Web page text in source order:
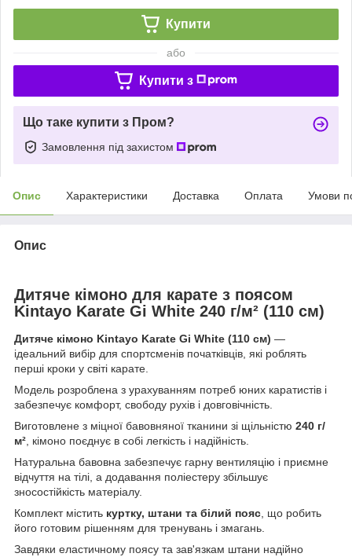
Купити
або
Купити з
Що таке купити з Пром?
Замовлення під захистом
Опис Характеристики Доставка Оплата Умови
Опис
Дитяче кімоно для карате з поясом
Kintayo Karate Gi White 240 г/м² (110 см)
Дитяче кімоно Kintayo Karate Gi White (110 см) —
ідеальний вибір для спортсменів початківців, які роблять
перші кроки у світі карате.
Модель розроблена з урахуванням потреб юних каратистів і
забезпечує комфорт, свободу рухів і довговічність.
Виготовлене з міцної бавовняної тканини зі щільністю 240 г/
м², кімоно поєднує в собі легкість і надійність.
Натуральна бавовна забезпечує гарну вентиляцію і приємне
відчуття на тілі, а додавання поліестеру збільшує
зносостійкість матеріалу.
Комплект містить куртку, штани та білий пояс, що робить
його готовим рішенням для тренувань і змагань.
Завдяки еластичному поясу та зав'язкам штани надійно